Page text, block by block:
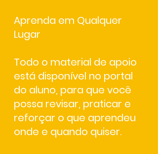
Aprenda em Qualquer
Lugar
Todo o material de apoio
está disponível no portal
do aluno, para que você
possa revisar, praticar e
reforçar o que aprendeu
onde e quando quiser.